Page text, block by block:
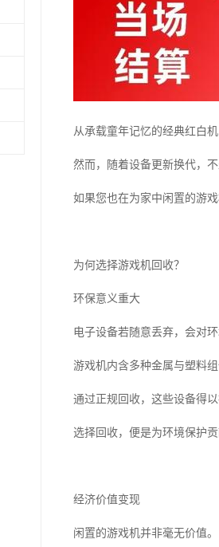
从承载童年记忆的经典红白
然而，随着设备更新换代，
如果您也在为家中闲置的游
为何选择游戏机回收？
环保意义重大
电子设备若随意丢弃，会对环
游戏机内含多种金属与塑料
通过正规回收，这些设备得
选择回收，便是为环境保护贡
经济价值变现
闲置的游戏机并非毫无价值。